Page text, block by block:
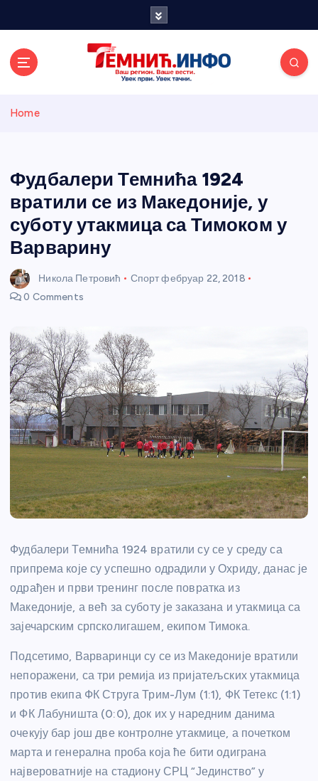
и портал
Home
Фудбалери Темнића 1924
вратили се из Македоније, у
суботу утакмица са Тимоком у
Варварину
Никола Петровић Спорт фебруар 22, 2018
0 Comments
Фудбалери Темнића 1924 вратили су се у среду са
припрема које су успешно одрадили у Охриду, данас је
одрађен и први тренинг после повратка из
Македоније, а већ за суботу је заказана и утакмица са
зајечарским српсколигашем, екипом Тимока.
Подсетимо, Варваринци су се из Македоније вратили
непоражени, са три ремија из пријатељских утакмица
против екипа ФК Струга Трим-Лум (1:1), ФК Тетекс (1:1)
и ФК Лабуништа (0:0), док их у наредним данима
очекују бар још две контролне утакмице, а почетком
марта и генерална проба која ће бити одиграна
највероватније на стадиону СРЦ “Јединство” у